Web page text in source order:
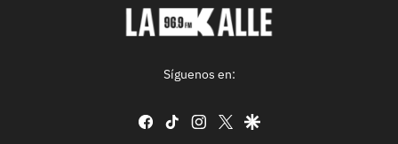
Síguenos en:
facebook
tiktok instagram
twittergoogle